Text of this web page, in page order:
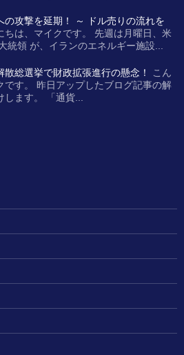
の攻撃を延期！ ～ ドル売りの流れを
ちは、マイクです。 先週は月曜日、米
統領 が、イランのエネルギー施設...
散総選挙で財政拡張進行の懸念！
こん
です。 昨日アップしたブログ記事の解
ます。 「通貨...